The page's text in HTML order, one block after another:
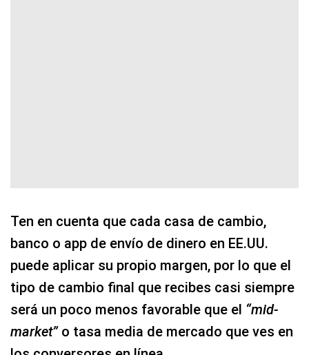
Ten en cuenta que cada casa de cambio,
banco o app de envío de dinero en EE.UU.
puede aplicar su propio margen, por lo que el
tipo de cambio final que recibes casi siempre
será un poco menos favorable que el “mid-
market”o tasa media de mercado que ves en